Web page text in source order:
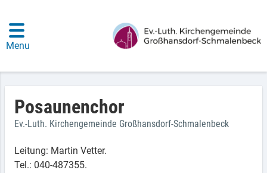
Menu
Posaunenchor
Ev.-Luth. Kirchengemeinde Großhansdorf-Schmalenbeck
Leitung: Martin Vetter.
Tel.: 040-487355.